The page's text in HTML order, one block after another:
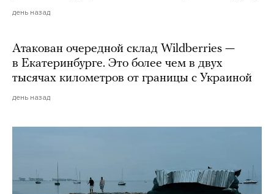
день назад
Атакован очередной склад Wildberries —
в Екатеринбурге. Это более чем в двух
тысячах километров от границы с Украиной
день назад